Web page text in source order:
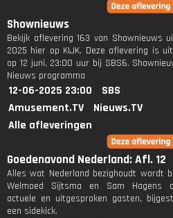
Shownieuws
Bekijk aflevering 163 van Shownieuws
2025 hier op KIJK. Deze aflevering is
op 12 juni, 23:00 uur bij SBS6.
Nieuws programma
12-06-2025 23:00
SBS
Amusement.TV
Nieuws.TV
Alle afleveringen
Goedenavond Nederland: Afl. 12
Alles wat Nederland bezighoudt wordt
Welmoed Sijtsma en Sam Hagens
actuele en uitgesproken gasten,
een sidekick.